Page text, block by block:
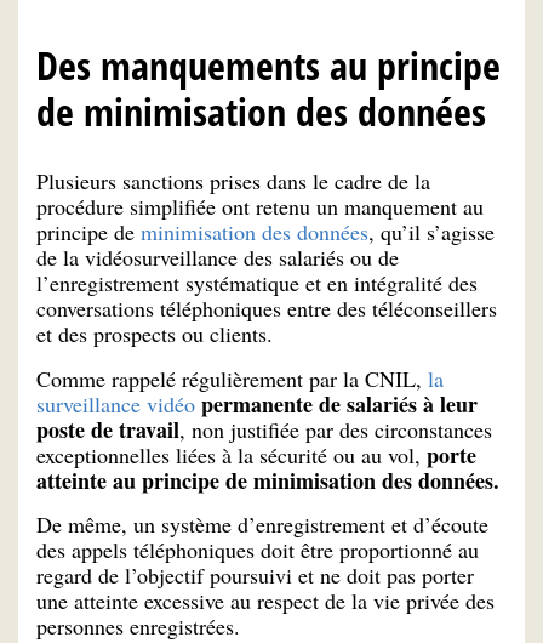
Des manquements au principe
de minimisation des données
Plusieurs sanctions prises dans le cadre de la
procédure simplifiée ont retenu un manquement au
principe de minimisation des données, qu’il s’agisse
de la vidéosurveillance des salariés ou de
l’enregistrement systématique et en intégralité des
conversations téléphoniques entre des téléconseillers
et des prospects ou clients.
Comme rappelé régulièrement par la CNIL, la
surveillance vidéo permanente de salariés à leur
poste de travail, non justifiée par des circonstances
exceptionnelles liées à la sécurité ou au vol, porte
atteinte au principe de minimisation des données.
De même, un système d’enregistrement et d’écoute
des appels téléphoniques doit être proportionné au
regard de l’objectif poursuivi et ne doit pas porter
une atteinte excessive au respect de la vie privée des
personnes enregistrées.